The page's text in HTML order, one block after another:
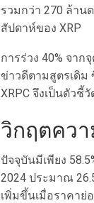
รวมกว่า 270 ล้า
สัปดาห์ของ XRP
การร่วง 40% จา
ข่าวดีตามสูตรเดิม
XRPC จึงเป็นตัวชี้
วิกฤตคว
ปัจจุบันมีเพียง
2024 ประมาณ
เพิ่มขึ้นเมื่อราคาย่